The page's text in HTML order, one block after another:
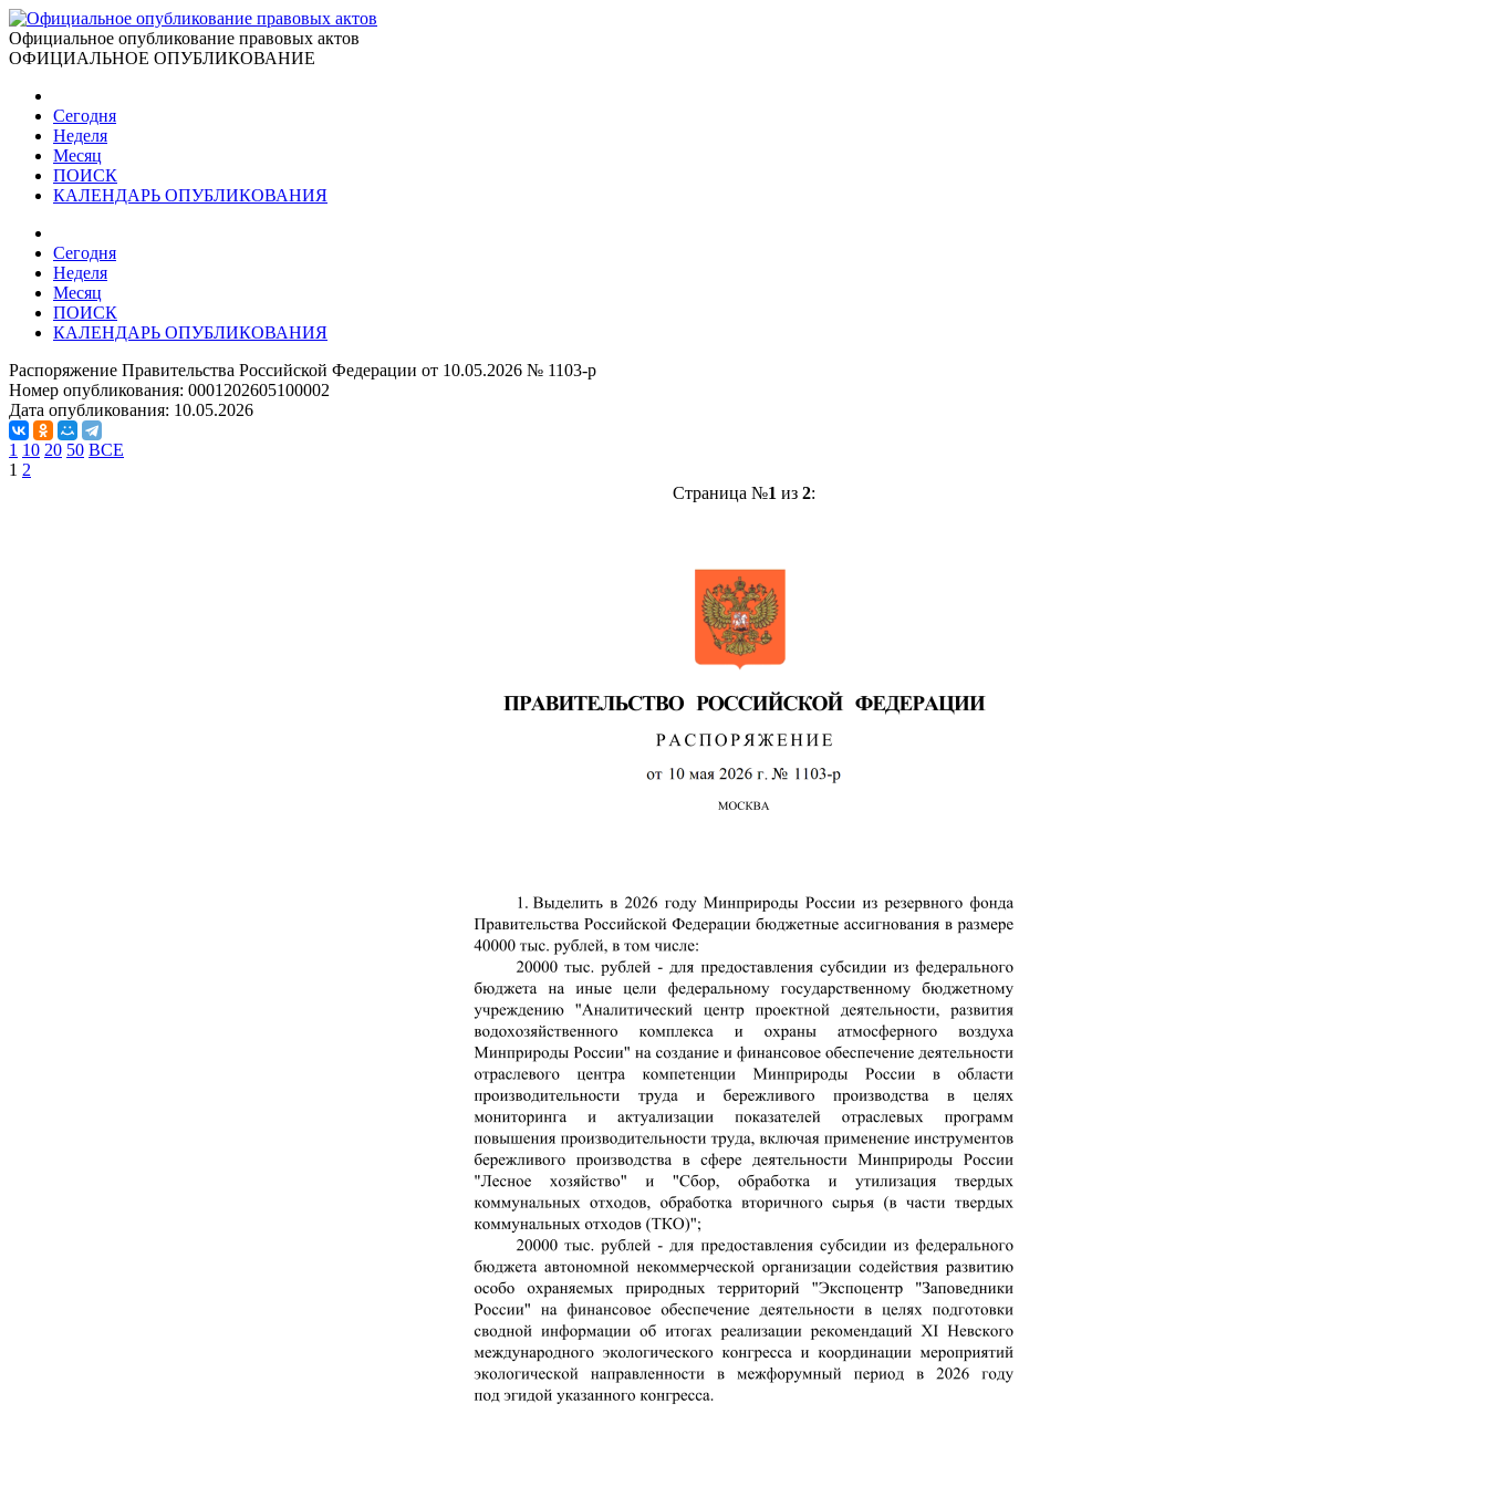
Официальное опубликование правовых актов
ОФИЦИАЛЬНОЕ ОПУБЛИКОВАНИЕ
Сегодня
Неделя
Месяц
ПОИСК
КАЛЕНДАРЬ ОПУБЛИКОВАНИЯ
Сегодня
Неделя
Месяц
ПОИСК
КАЛЕНДАРЬ ОПУБЛИКОВАНИЯ
Распоряжение Правительства Российской Федерации от 10.05.2026 № 1103-р
Номер опубликования: 0001202605100002
Дата опубликования: 10.05.2026
1 10 20 50 ВСЕ
1 2
Страница №1 из 2: